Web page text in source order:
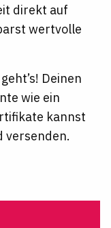
direkt auf
wertvolle
Deinen
wie ein
kannst
versenden.